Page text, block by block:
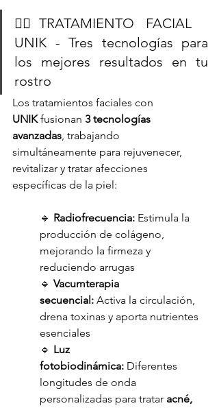
💆‍♀️TRATAMIENTO FACIAL
UNIK - Tres tecnologías para
los mejores resultados en tu
rostro
Los tratamientos faciales con
UNIK fusionan 3 tecnologías
avanzadas, trabajando
simultáneamente para rejuvenecer,
revitalizar y tratar afecciones
específicas de la piel:
🔹 Radiofrecuencia: Estimula la
producción de colágeno,
mejorando la firmeza y
reduciendo arrugas
🔹 Vacumterapia
secuencial: Activa la circulación,
drena toxinas y aporta nutrientes
esenciales
🔹 Luz
fotobiodinámica: Diferentes
longitudes de onda
personalizadas para tratar acné,